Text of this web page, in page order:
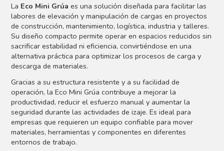
La Eco Mini Grúa es una solución diseñada para facilitar las
labores de elevación y manipulación de cargas en proyectos
de construcción, mantenimiento, logística, industria y talleres.
Su diseño compacto permite operar en espacios reducidos sin
sacrificar estabilidad ni eficiencia, convirtiéndose en una
alternativa práctica para optimizar los procesos de carga y
descarga de materiales.
Gracias a su estructura resistente y a su facilidad de
operación, la Eco Mini Grúa contribuye a mejorar la
productividad, reducir el esfuerzo manual y aumentar la
seguridad durante las actividades de izaje. Es ideal para
empresas que requieren un equipo confiable para mover
materiales, herramientas y componentes en diferentes
entornos de trabajo.